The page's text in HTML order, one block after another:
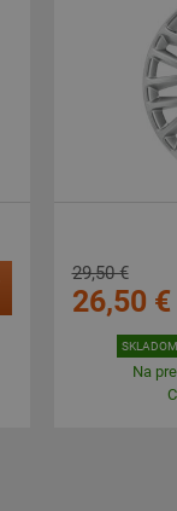
29,50 €
26,50 €
SKLADOM
Na